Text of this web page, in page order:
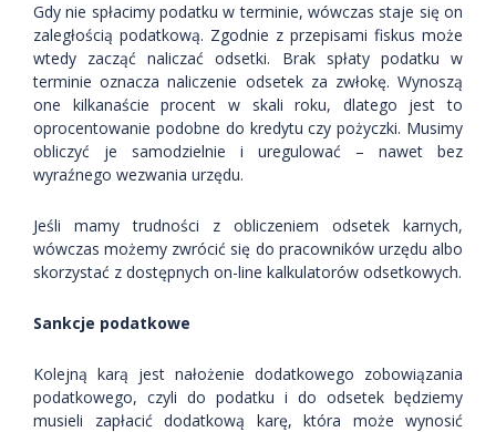
Gdy nie spłacimy podatku w terminie, wówczas staje się on
zaległością podatkową. Zgodnie z przepisami fiskus może
wtedy zacząć naliczać odsetki. Brak spłaty podatku w
terminie oznacza naliczenie odsetek za zwłokę. Wynoszą
one kilkanaście procent w skali roku, dlatego jest to
oprocentowanie podobne do kredytu czy pożyczki. Musimy
obliczyć je samodzielnie i uregulować – nawet bez
wyraźnego wezwania urzędu.
Jeśli mamy trudności z obliczeniem odsetek karnych,
wówczas możemy zwrócić się do pracowników urzędu albo
skorzystać z dostępnych on-line kalkulatorów odsetkowych.
Sankcje podatkowe
Kolejną karą jest nałożenie dodatkowego zobowiązania
podatkowego, czyli do podatku i do odsetek będziemy
musieli zapłacić dodatkową karę, która może wynosić